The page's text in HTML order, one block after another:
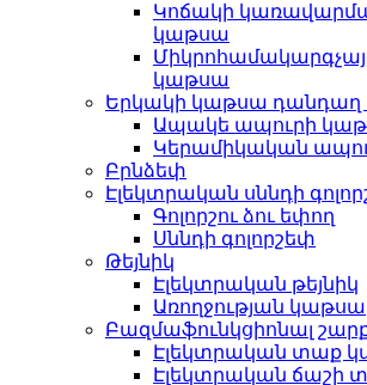
Կոճակի
կաթսա
կաթսա
Երկակի կաթսա
Ապակե ապուրի
Կերամիկական
Բրնձեփ
Էլեկտրական սննդի
Գոլորշու ձու եփող
Սննդի գոլորշեփ
Թեյնիկ
Էլեկտրական թեյնիկ
Առողջության կաթսա
Բազմաֆունկցիոնալ
Էլեկտրական տաք
Էլեկտրական ճաշի